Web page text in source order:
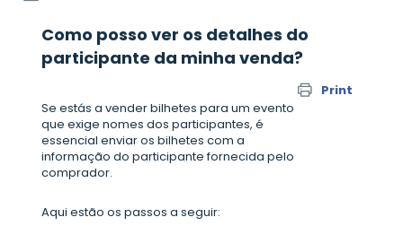
Como posso ver os detalhes do
participante da minha venda?
Print
Se estás a vender bilhetes para um evento
que exige nomes dos participantes, é
essencial enviar os bilhetes com a
informação do participante fornecida pelo
comprador.
Aqui estão os passos a seguir: